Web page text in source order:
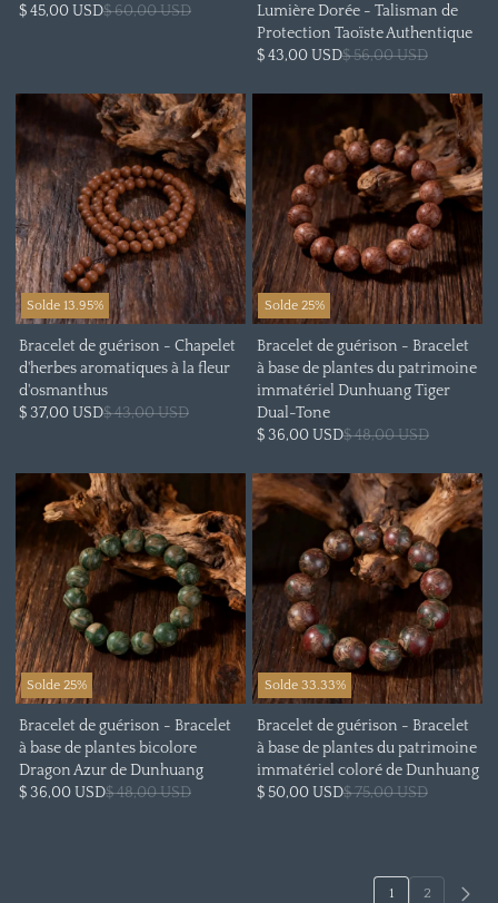
$ 45,00 USD$ 60,00 USD
Lumière Dorée - Talisman de
Protection Taoïste Authentique
$ 43,00 USD$ 56,00 USD
Solde 13.95%
Bracelet de guérison - Chapelet
d'herbes aromatiques à la fleur
d'osmanthus
$ 37,00 USD$ 43,00 USD
Solde 25%
Bracelet de guérison - Bracelet
à base de plantes du patrimoine
immatériel Dunhuang Tiger
Dual-Tone
$ 36,00 USD$ 48,00 USD
Solde 25%
Bracelet de guérison - Bracelet
à base de plantes bicolore
Dragon Azur de Dunhuang
$ 36,00 USD$ 48,00 USD
Solde 33.33%
Bracelet de guérison - Bracelet
à base de plantes du patrimoine
immatériel coloré de Dunhuang
$ 50,00 USD$ 75,00 USD
1 2